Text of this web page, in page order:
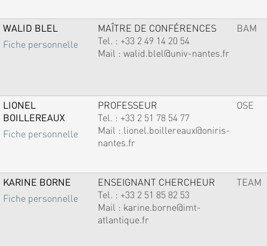
WALID BLEL
Fiche personnelle
MAÎTRE DE CONFÉRENCES
Tel. : +33 2 49 14 20 54
Mail : walid.blel@univ-nantes.fr
BAM
LIONEL
BOILLEREAUX
Fiche personnelle
PROFESSEUR
Tel. : +33 2 51 78 54 77
Mail : lionel.boillereaux@oniris-
nantes.fr
OSE
KARINE BORNE
Fiche personnelle
ENSEIGNANT CHERCHEUR
Tel. : +33 2 51 85 82 53
Mail : karine.borne@imt-
atlantique.fr
TEAM